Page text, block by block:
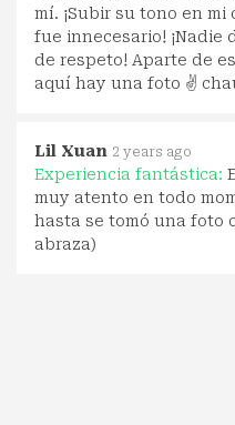
mí. ¡Subir su tono en
fue innecesario! ¡Nadie
de respeto! Aparte de
aquí hay una foto ✌
Lil Xuan 2 years ago
Experiencia fantástica:
muy atento en todo
hasta se tomó una foto
abraza)